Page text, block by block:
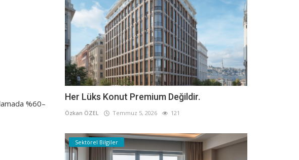
%60–
Her Lüks Konut Premium Değildir.
Özkan ÖZEL Temmuz 5, 2026 121
Sektörel Bilgiler